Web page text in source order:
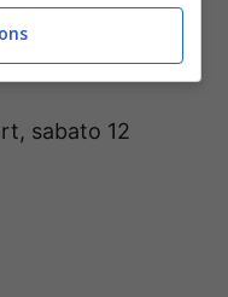
sabato 12